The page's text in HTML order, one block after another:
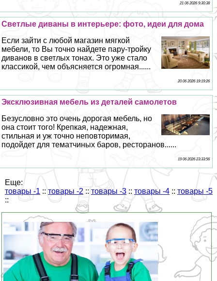
21 06 2026 9:30:38
Светлые диваны в интерьере: фото, идеи для дома
Если зайти с любой магазин мягкой
мебели, то Вы точно найдете пару-тройку
диванов в светлых тонах. Это уже стало
классикой, чем объясняется огромная......
20 06 2026 19:19:26
Эксклюзивная мебель из деталей самолетов
Безусловно это очень дорогая мебель, но
она стоит того! Крепкая, надежная,
стильная и уж точно неповторимая,
подойдет для тематчиных баров, ресторанов......
19 06 2026 23:33:56
Еще:
товары -1 :: товары -2 :: товары -3 :: товары -4 :: товары -5
::